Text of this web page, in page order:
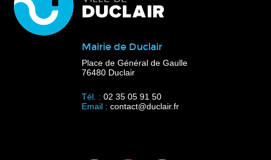
Mairie de Duclair
Place de Général de Gaulle
76480 Duclair
Tél. : 02 35 05 91 50
Email : contact@duclair.fr